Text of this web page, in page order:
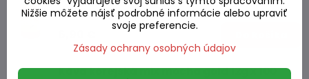
Skladom
Káva kórejská mix mocha gold 12g x 100
Nižšie môžete nájsť podrobné informácie alebo upraviť
svoje preferencie.
Zásady ochrany osobných údajov